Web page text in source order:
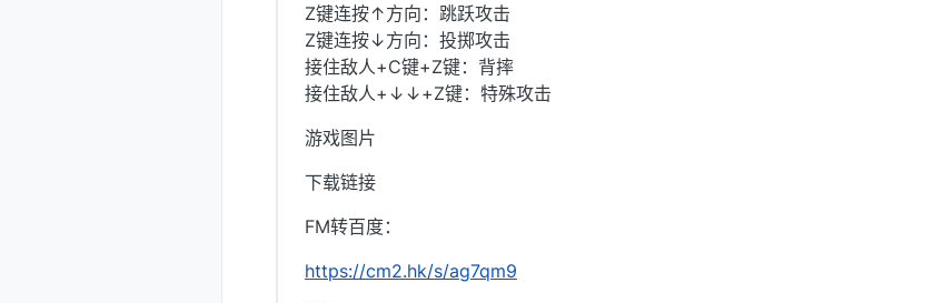
Z键连按↑方向：跳跃攻击
Z键连按↓方向：投掷攻击
接住敌人+C键+Z键：背摔
接住敌人+↓↓+Z键：特殊攻击
游戏图片
下载链接
FM转百度：
https://cm2.hk/s/ag7qm9